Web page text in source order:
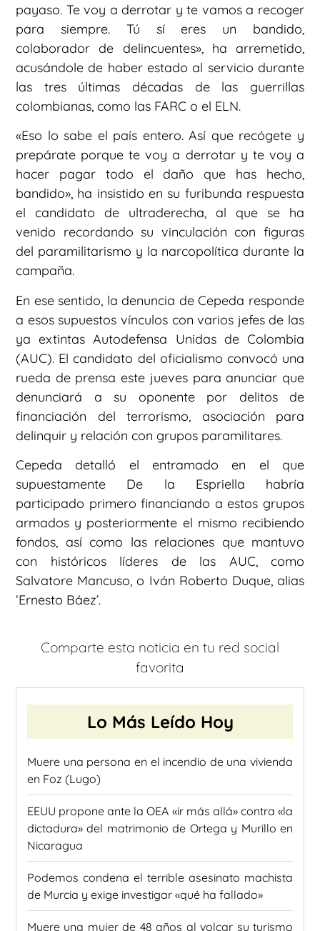
payaso. Te voy a derrotar y te vamos a recoger
para siempre. Tú sí eres un bandido,
colaborador de delincuentes», ha arremetido,
acusándole de haber estado al servicio durante
las tres últimas décadas de las guerrillas
colombianas, como las FARC o el ELN.
«Eso lo sabe el país entero. Así que recógete y
prepárate porque te voy a derrotar y te voy a
hacer pagar todo el daño que has hecho,
bandido», ha insistido en su furibunda respuesta
el candidato de ultraderecha, al que se ha
venido recordando su vinculación con figuras
del paramilitarismo y la narcopolítica durante la
campaña.
En ese sentido, la denuncia de Cepeda responde
a esos supuestos vínculos con varios jefes de las
ya extintas Autodefensa Unidas de Colombia
(AUC). El candidato del oficialismo convocó una
rueda de prensa este jueves para anunciar que
denunciará a su oponente por delitos de
financiación del terrorismo, asociación para
delinquir y relación con grupos paramilitares.
Cepeda detalló el entramado en el que
supuestamente De la Espriella habría
participado primero financiando a estos grupos
armados y posteriormente el mismo recibiendo
fondos, así como las relaciones que mantuvo
con históricos líderes de las AUC, como
Salvatore Mancuso, o Iván Roberto Duque, alias
‘Ernesto Báez’.
Comparte esta noticia en tu red social
favorita
Lo Más Leído Hoy
Muere una persona en el incendio de una vivienda
en Foz (Lugo)
EEUU propone ante la OEA «ir más allá» contra «la
dictadura» del matrimonio de Ortega y Murillo en
Nicaragua
Podemos condena el terrible asesinato machista
de Murcia y exige investigar «qué ha fallado»
Muere una mujer de 48 años al volcar su turismo